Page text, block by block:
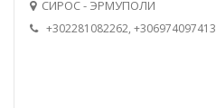
СИРОС - ЭРМУПОЛИ
+302281082262, +306974097413